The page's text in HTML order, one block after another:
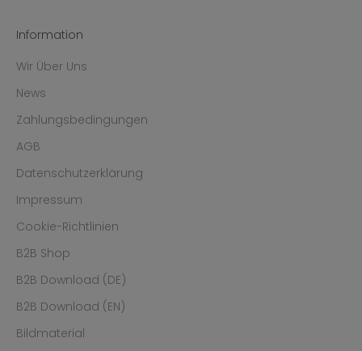
Information
Wir Über Uns
News
Zahlungsbedingungen
AGB
Datenschutzerklärung
Impressum
Cookie-Richtlinien
B2B Shop
B2B Download (DE)
B2B Download (EN)
Bildmaterial